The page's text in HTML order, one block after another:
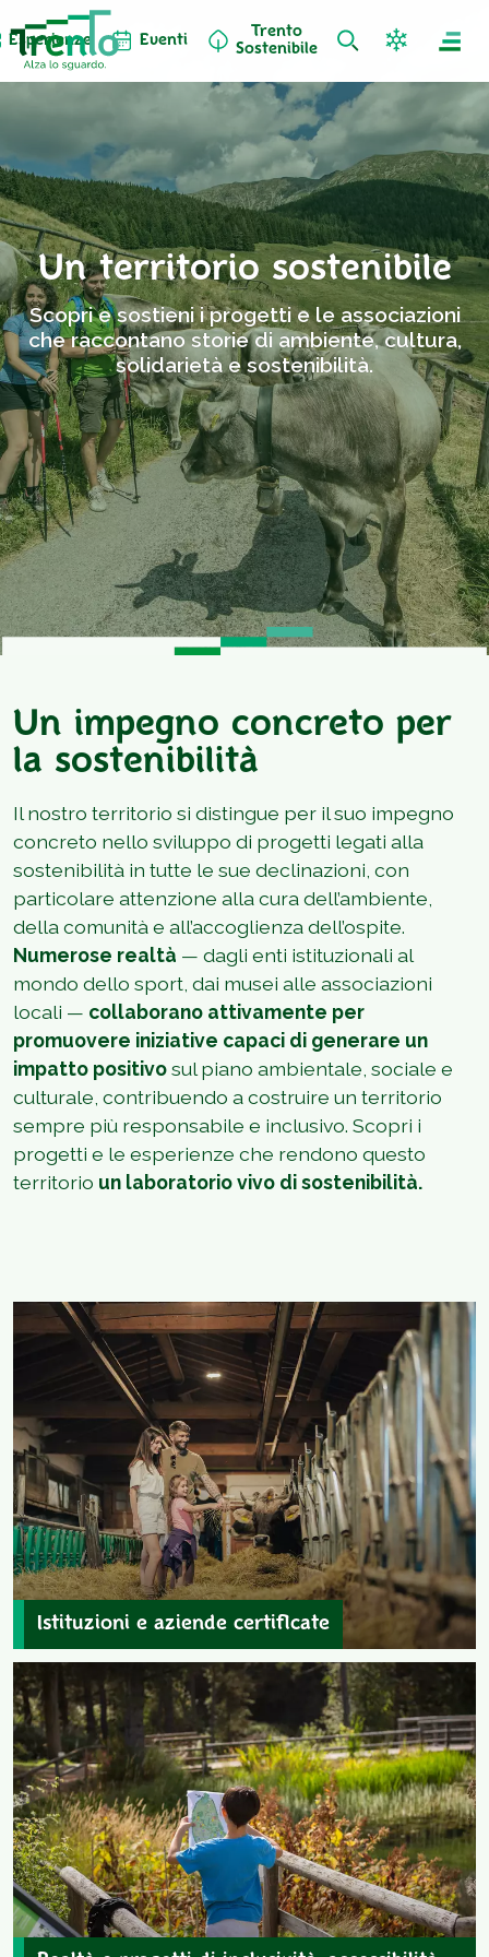
Esperienze Eventi
Trento
Sostenibile
Un territorio sostenibile
Scopri e sostieni i progetti e le associazioni
che raccontano storie di ambiente, cultura,
solidarietà e sostenibilità.
Un impegno concreto per
la sostenibilità
Il nostro territorio si distingue per il suo impegno
concreto nello sviluppo di progetti legati alla
sostenibilità in tutte le sue declinazioni, con
particolare attenzione alla cura dell’ambiente,
della comunità e all’accoglienza dell’ospite.
Numerose realtà — dagli enti istituzionali al
mondo dello sport, dai musei alle associazioni
locali — collaborano attivamente per
promuovere iniziative capaci di generare un
impatto positivosul piano ambientale, sociale e
culturale, contribuendo a costruire un territorio
sempre più responsabile e inclusivo. Scopri i
progetti e le esperienze che rendono questo
territorio un laboratorio vivo di sostenibilità.
Istituzioni e aziende certificate